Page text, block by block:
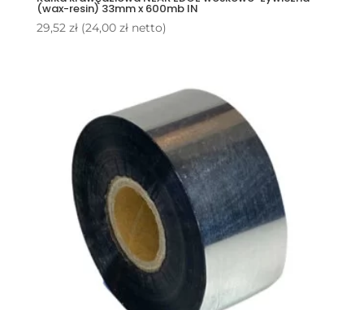
(wax-resin) 33mm x 600mb IN
29,52 zł (24,00 złnetto)